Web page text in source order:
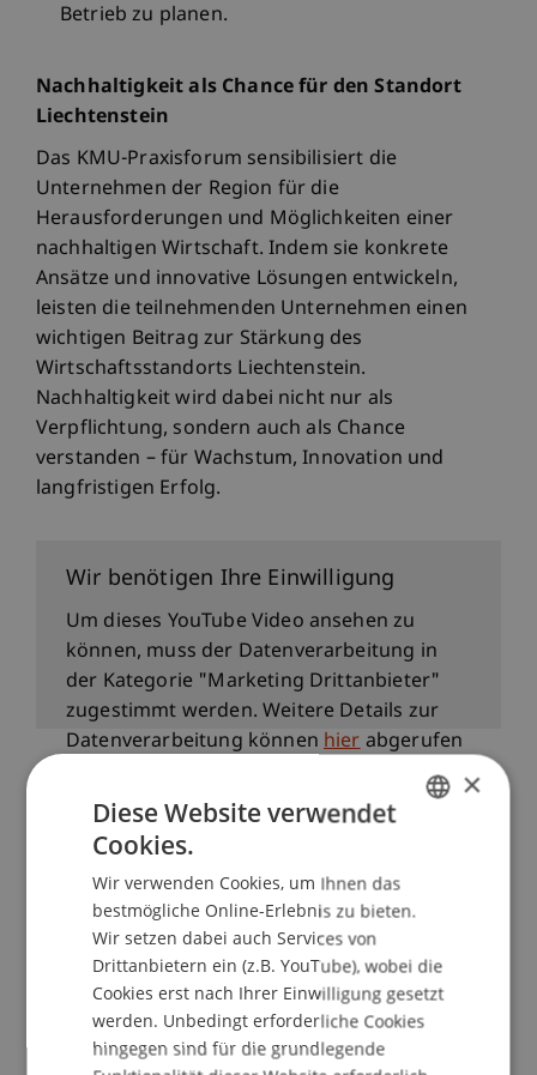
Betrieb zu planen.
Nachhaltigkeit als Chance für den Standort
Liechtenstein
Das KMU-Praxisforum sensibilisiert die
Unternehmen der Region für die
Herausforderungen und Möglichkeiten einer
nachhaltigen Wirtschaft. Indem sie konkrete
Ansätze und innovative Lösungen entwickeln,
leisten die teilnehmenden Unternehmen einen
wichtigen Beitrag zur Stärkung des
Wirtschaftsstandorts Liechtenstein.
Nachhaltigkeit wird dabei nicht nur als
Verpflichtung, sondern auch als Chance
verstanden – für Wachstum, Innovation und
langfristigen Erfolg.
Wir benötigen Ihre Einwilligung
Um dieses YouTube Video ansehen zu
können, muss der Datenverarbeitung in
der Kategorie "Marketing Drittanbieter"
zugestimmt werden. Weitere Details zur
Datenverarbeitung könnenhierabgerufen
Cookie-Einstellungen anzeigen
Details zu den Workshops
Workshop 1:
Nachhaltigkeitsmanagement für
KMU – Wo fange ich an?
×
Diese Website verwendet
Cookies.
Wir verwenden Cookies, um Ihnen das
bestmögliche Online-Erlebnis zu bieten.
Wir setzen dabei auch Services von
Drittanbietern ein (z.B. YouTube), wobei die
Cookies erst nach Ihrer Einwilligung gesetzt
werden. Unbedingt erforderliche Cookies
hingegen sind für die grundlegende